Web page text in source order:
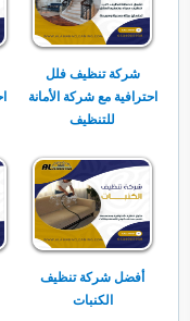
شركة تنظيف فلل
احترافية مع شركة الأمانة
للتنظيف
أفضل شركة تنظيف
الكنبات